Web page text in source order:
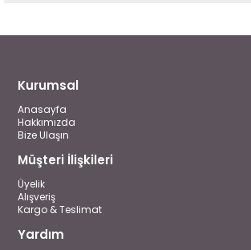
Kurumsal
Anasayfa
Hakkımızda
Bize Ulaşın
Müşteri İlişkileri
Üyelik
Alışveriş
Kargo & Teslimat
Yardım